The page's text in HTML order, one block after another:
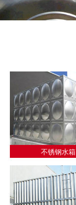
不锈钢水箱